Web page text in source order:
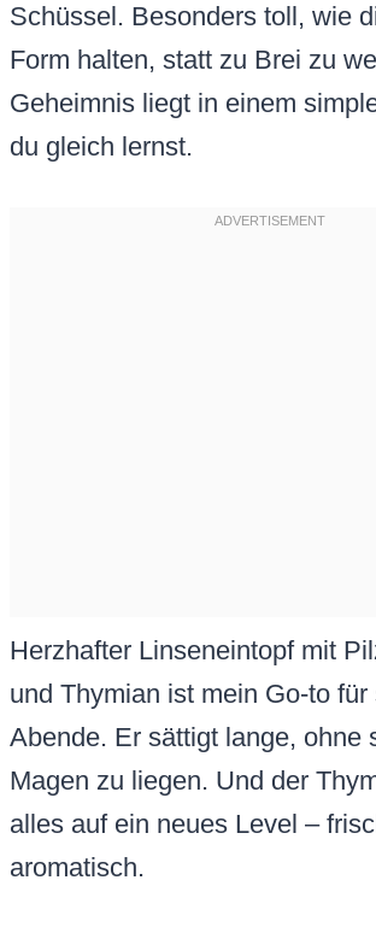
Schüssel. Besonders toll, wie
Form halten, statt zu Brei zu
Geheimnis liegt in einem
du gleich lernst.
Herzhafter Linseneintopf mit
und Thymian ist mein Go-to für
Abende. Er sättigt lange, ohne
Magen zu liegen. Und der
alles auf ein neues Level –
aromatisch.